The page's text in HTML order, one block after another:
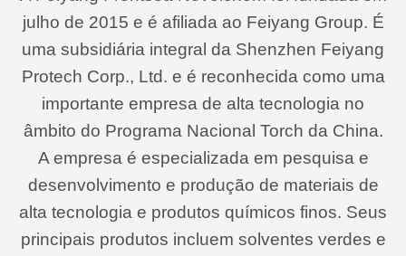
julho de 2015 e é afiliada ao Feiyang Group. É
uma subsidiária integral da Shenzhen Feiyang
Protech Corp., Ltd. e é reconhecida como uma
importante empresa de alta tecnologia no
âmbito do Programa Nacional Torch da China.
A empresa é especializada em pesquisa e
desenvolvimento e produção de materiais de
alta tecnologia e produtos químicos finos. Seus
principais produtos incluem solventes verdes e